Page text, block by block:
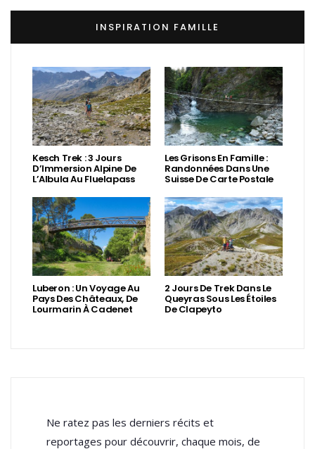
INSPIRATION FAMILLE
Kesch Trek : 3 Jours
D’Immersion Alpine De
L’Albula Au Fluelapass
Les Grisons En Famille :
Randonnées Dans Une
Suisse De Carte Postale
Luberon : Un Voyage Au
Pays Des Châteaux, De
Lourmarin À Cadenet
2 Jours De Trek Dans Le
Queyras Sous Les Étoiles
De Clapeyto
Ne ratez pas les derniers récits et
reportages pour découvrir, chaque mois, de